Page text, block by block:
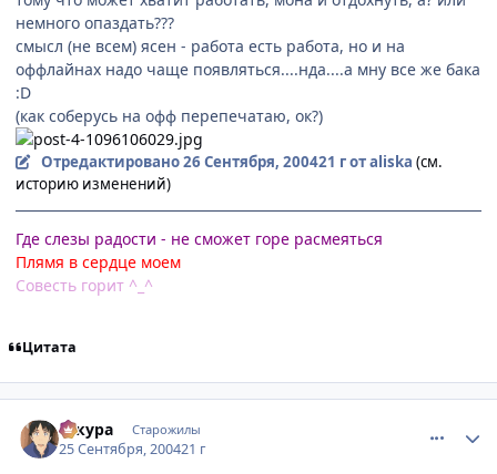
немного опаздать???
смысл (не всем) ясен - работа есть работа, но и на
оффлайнах надо чаще появляться....нда....а мну все же бака
:D
(как соберусь на офф перепечатаю, ок?)
Отредактировано26 Сентября, 200421 гот aliska (см.
историю изменений)
Где слезы радости - не сможет горе расмеяться
Плямя в сердце моем
Совесть горит ^_^
Цитата
сакура Старожилы
25 Сентября, 200421 г